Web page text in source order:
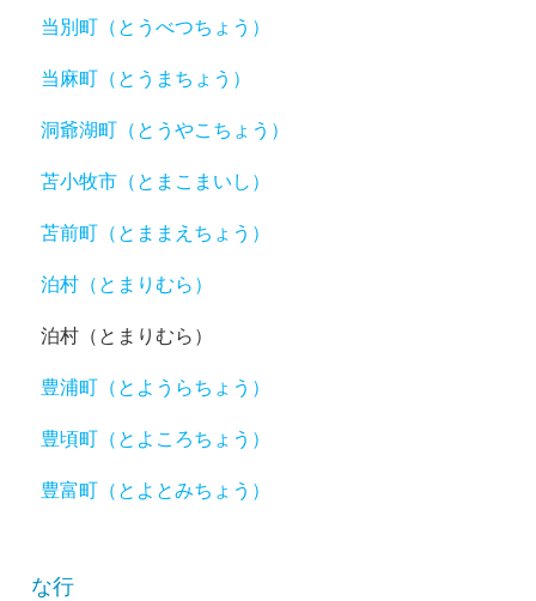
当別町（とうべつちょう）
当麻町（とうまちょう）
洞爺湖町（とうやこちょう）
苫小牧市（とまこまいし）
苫前町（とままえちょう）
泊村（とまりむら）
泊村（とまりむら）
豊浦町（とようらちょう）
豊頃町（とよころちょう）
豊富町（とよとみちょう）
な行